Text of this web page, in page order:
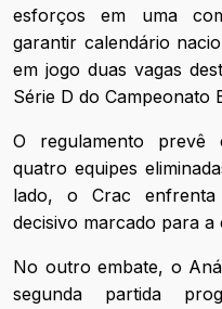
esforços em uma
garantir calendário
em jogo duas vagas
Série D do Campeonato
O regulamento prevê
quatro equipes
lado, o Crac
decisivo marcado para a
No outro embate, o
segunda partida